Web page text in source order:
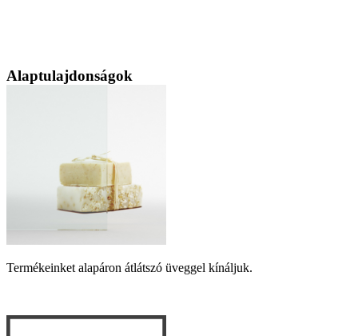
Alaptulajdonságok
Termékeinket alapáron átlátszó üveggel kínáljuk.